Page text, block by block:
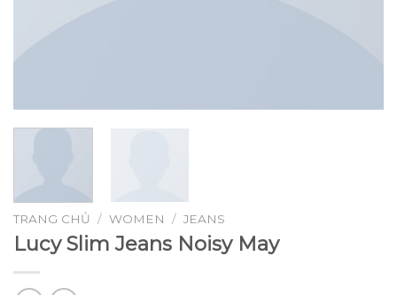
TRANG CHỦ / WOMEN / JEANS
Lucy Slim Jeans Noisy May